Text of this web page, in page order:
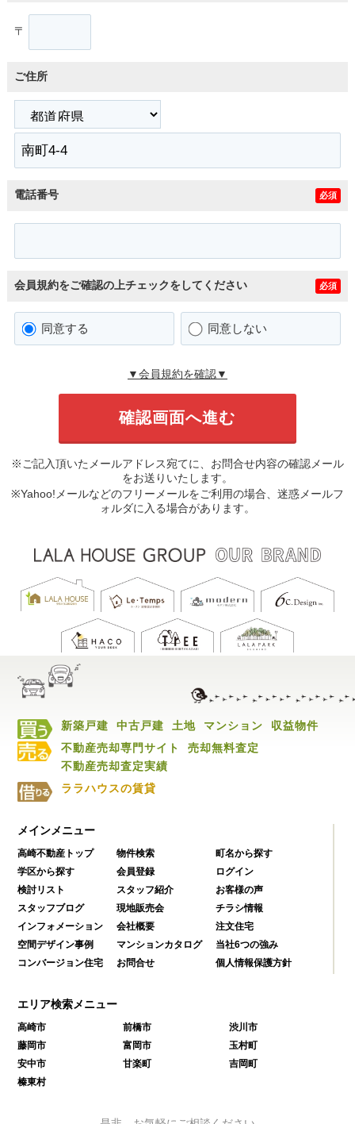
〒
ご住所
電話番号 必須
会員規約をご確認の上チェックをしてください 必須
同意する 同意しない
▼会員規約を確認▼
※ご記入頂いたメールアドレス宛てに、お問合せ内容の確認メール
をお送りいたします。
※Yahoo!メールなどのフリーメールをご利用の場合、迷惑メールフ
ォルダに入る場合があります。
新築戸建 中古戸建 土地 マンション
収益物件
不動産売却専門サイト
売却無料査定
不動産売却査定実績
ララハウスの賃貸
メインメニュー
高崎不動産トップ 物件検索
町名から探す
学区から探す
会員登録
ログイン
検討リスト
スタッフ紹介
お客様の声
スタッフブログ
現地販売会
チラシ情報
インフォメーション
会社概要
注文住宅
空間デザイン事例
マンションカタログ
当社6つの強み
コンバージョン住宅
お問合せ 個人情報保護方針
エリア検索メニュー
高崎市 前橋市
渋川市
藤岡市
富岡市
玉村町
安中市
甘楽町
吉岡町
榛東村